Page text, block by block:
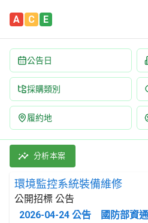
A C E
公告日
採購類別
履約地
環境監控系統裝備維修 招標公
採購類別：勞務類 電信相關服
分析本案
環境監控系統裝備維修
公開招標 公告
2026-04-24 公告 國防部資